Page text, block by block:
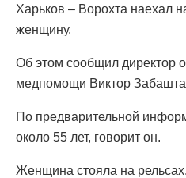
Харьков – Ворохта наехал
женщину.
Об этом сообщил директор
медпомощи Виктор
По предварительной
около 55 лет, говорит он.
Женщина стояла на